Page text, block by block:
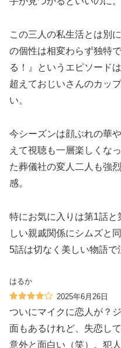
この三人の私生活とは別
の個性は相変わらず独特
る！』というエピソード
超えておじいさんのカッ
い。
今シーズンは顔ぶれの華
えて視聴も一層楽しくな
た葬儀社の変人二人も強
感。
特にお気に入りは第1話と
しい親戚関係にシムズと
5話は切なく美しい物語で
はるか
2025年6月26日
ついにマイクに恋人が？
面もあるけれど、失恋し
意外と面白い（笑）。犯